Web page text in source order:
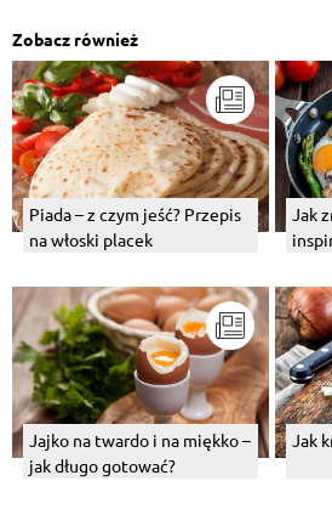
Zobacz również
Piada – z czym jeść? Przepis
na włoski placek
Jak
Jajko na twardo i na miękko –
jak długo gotować?
Jak